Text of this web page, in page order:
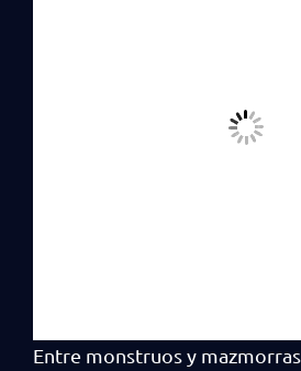
Entre monstruos y mazmorras